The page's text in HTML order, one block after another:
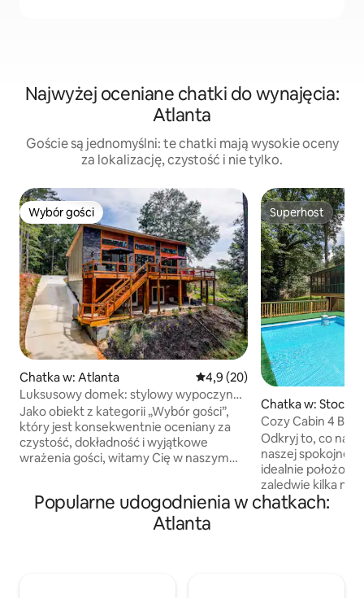
Najwyżej oceniane chatki do wynajęcia:
Atlanta
Goście są jednomyślni: te chatki mają wysokie oceny
za lokalizację, czystość i nie tylko.
Wybór gości
Wybór gości
Chatka w: Atlanta Średnia ocena: 4,9 na 5,
4,9 (20)
Luksusowy domek: stylowy wypoczynek
w pobliżu centrum miasta i lotniska
Jako obiekt z kategorii „Wybór gości”,
który jest konsekwentnie oceniany za
czystość, dokładność i wyjątkowe
wrażenia gości, witamy Cię w naszym
tarasie, położonym w spokojnej,
ekskluzywnej, wysadzanej drzewami
okolicy – zaledwie 4 mile od
Superhost
Superhost
Chatka w:
Cozy Cabin 4
metrze Atlanta
Odkryj to, co
naszej spokojnej
idealnie
zaledwie kilka mil
czasem
Popularne udogodnienia w chatkach:
Atlanta